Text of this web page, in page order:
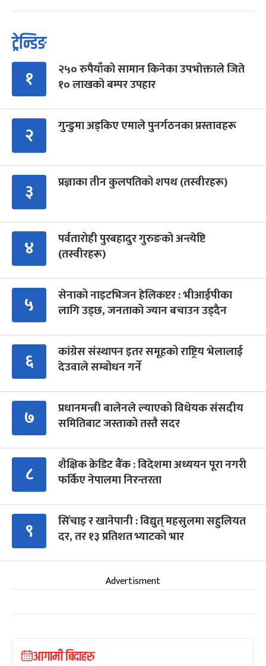
ट्रेन्डिङ
१
२५० रुपैयाँको सामान किनेका उपभोक्ताले जिते
१० लाखको बम्पर उपहार
२ गुन्डुमा अड्किए एमाले पुनर्गठनका प्रस्तावहरू
३ प्रज्ञाका तीन कुलपतिको शपथ (तस्वीरहरू)
४
पर्वतारोही पुरबहादुर गुरुङको अन्त्येष्टि
(तस्वीरहरू)
५
सेनाको नाइटभिजन हेलिकप्टर : भीआईपीका
लागि उड्छ, जनताको ज्यान बचाउन उड्दैन
६
कांग्रेस संस्थापन इतर समूहको राष्ट्रिय भेलालाई
देउवाले सम्बोधन गर्ने
७
प्रधानमन्त्री बालेनले ल्याएको विधेयक संसदीय
समितिबाट जस्ताको तस्तै सदर
८
शैक्षिक क्रेडिट बैंक : विदेशमा अध्ययन पूरा नगरी
फर्किए नेपालमा निरन्तरता
९
सिँचाइ र खानेपानी : विद्युत् महसुलमा सहुलियत
दर, तर १३ प्रतिशत भ्याटको भार
Advertisment
आगामी बिदाहरु